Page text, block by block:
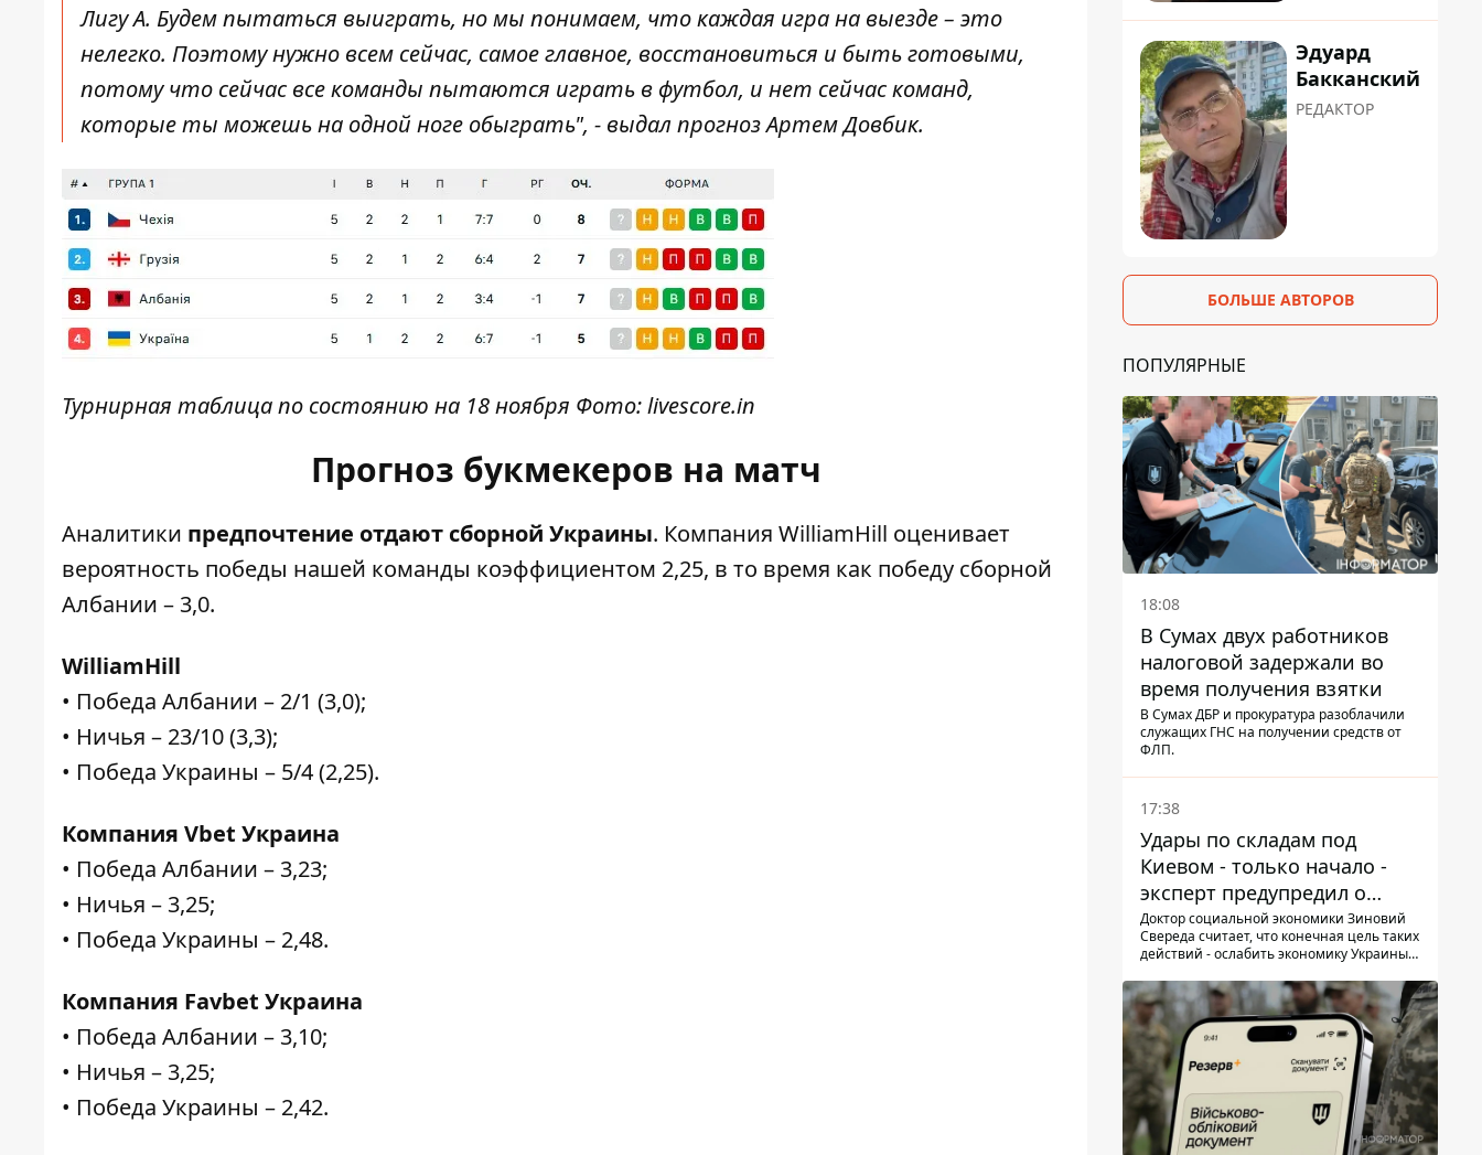
Лигу А. Будем пытаться выиграть, но мы понимаем, что каждая игра на выезде – это
нелегко. Поэтому нужно всем сейчас, самое главное, восстановиться и быть готовыми,
потому что сейчас все команды пытаются играть в футбол, и нет сейчас команд,
которые ты можешь на одной ноге обыграть", - выдал прогноз Артем Довбик.
Турнирная таблица по состоянию на 18 ноября Фото: livescore.in
Прогноз букмекеров на матч
Аналитики предпочтение отдают сборной Украины. Компания WilliamHill оценивает
вероятность победы нашей команды коэффициентом 2,25, в то время как победу сборной
Албании – 3,0.
WilliamHill
• Победа Албании – 2/1 (3,0);
• Ничья – 23/10 (3,3);
• Победа Украины – 5/4 (2,25).
Компания Vbet Украина
• Победа Албании – 3,23;
• Ничья – 3,25;
• Победа Украины – 2,48.
Компания Favbet Украина
• Победа Албании – 3,10;
• Ничья – 3,25;
• Победа Украины – 2,42.
Эдуард
Бакканский
РЕДАКТОР
БОЛЬШЕ АВТОРОВ
ПОПУЛЯРНЫЕ
18:08
В Сумах двух работников
налоговой задержали во
время получения взятки
В Сумах ДБР и прокуратура разоблачили
служащих ГНС на получении средств от
ФЛП.
17:38
Удары по складам под
Киевом - только начало -
эксперт предупредил о
новой угрозе
Доктор социальной экономики Зиновий
Свереда считает, что конечная цель таких
действий - ослабить экономику Украины и
регионы